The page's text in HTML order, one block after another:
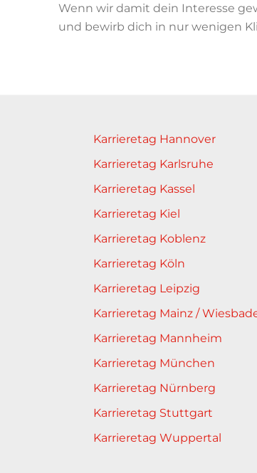
Wenn wir damit dein Interesse
und bewirb dich in nur wenigen
Karrieretag Hannover
Karrieretag Karlsruhe
Karrieretag Kassel
Karrieretag Kiel
Karrieretag Koblenz
Karrieretag Köln
Karrieretag Leipzig
Karrieretag Mainz /
Karrieretag Mannheim
Karrieretag München
Karrieretag Nürnberg
Karrieretag Stuttgart
Karrieretag Wuppertal